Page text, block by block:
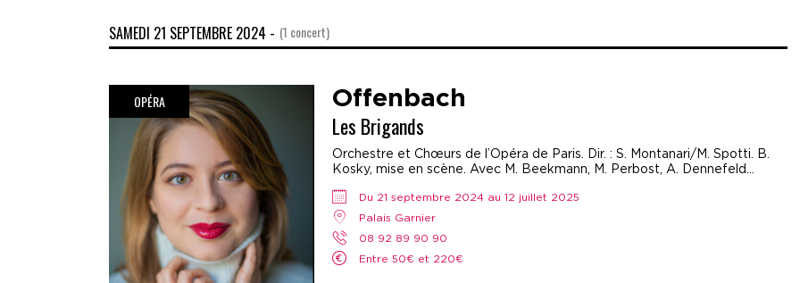
SAMEDI 21 SEPTEMBRE 2024 - (1 concert)
OPÉRA Offenbach
Les Brigands
Orchestre et Chœurs de l’Opéra de Paris. Dir. : S. Montanari/M. Spotti. B.
Kosky, mise en scène. Avec M. Beekmann, M. Perbost, A. Dennefeld…
Du 21 septembre 2024 au 12 juillet 2025
Palais Garnier
08 92 89 90 90
Entre 50€ et 220€